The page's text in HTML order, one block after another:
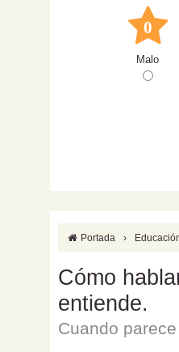
0
Malo
Portada ›
Cómo
entiende.
Cuando